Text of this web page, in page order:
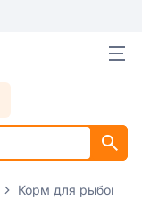
Корм для рыбок